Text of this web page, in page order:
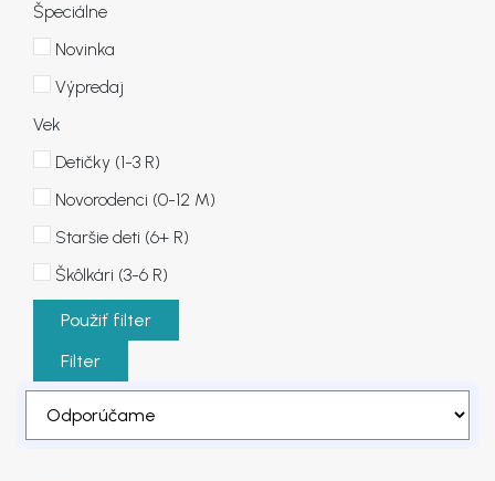
Špeciálne
Novinka
Výpredaj
Vek
Detičky (1-3 R)
Novorodenci (0-12 M)
Staršie deti (6+ R)
Škôlkári (3-6 R)
Použiť filter
Filter